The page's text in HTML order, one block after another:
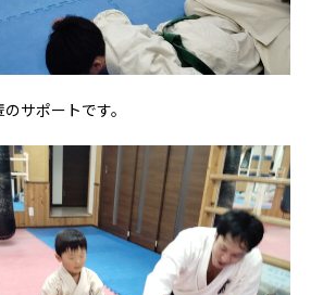
サポートです。